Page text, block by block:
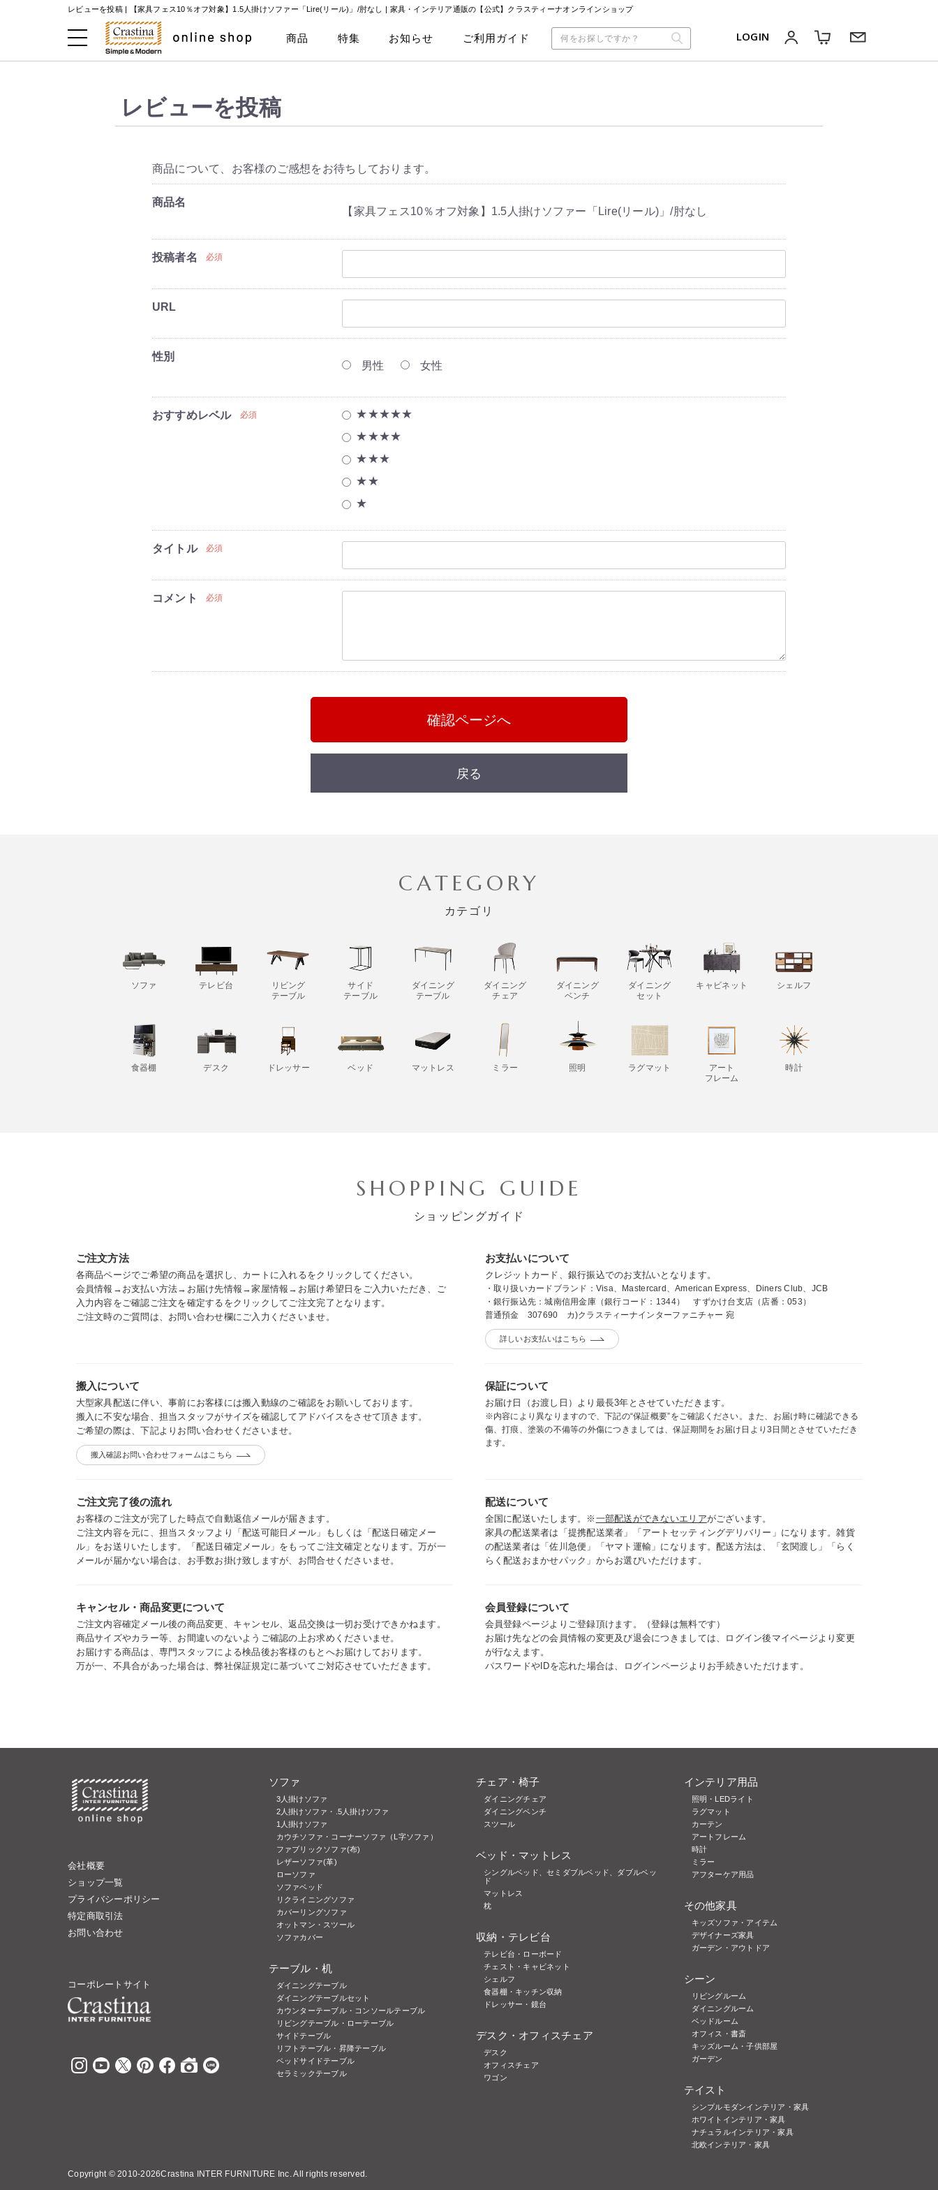
レビューを投稿 | 【家具フェス10％オフ対象】1.5人掛けソファー「Lire(リール)」/肘なし | 家具・インテリア通販の【公式】クラスティーナオンラインショップ
商品 特集 お知らせ ご利用ガイド LOGIN
レビューを投稿
商品について、お客様のご感想をお待ちしております。
商品名
【家具フェス10％オフ対象】1.5人掛けソファー「Lire(リール)」/肘なし
投稿者名 必須
URL
性別
男性 女性
おすすめレベル 必須
★★★★★
★★★★
★★★
★★
★
タイトル 必須
コメント 必須
確認ページへ
戻る
CATEGORY
カテゴリ
ソファ テレビ台
リビング
テーブル
サイド
テーブル
ダイニング
テーブル
ダイニング
チェア
ダイニング
ベンチ
ダイニング
セット
キャビネット シェルフ
食器棚 デスク ドレッサー ベッド マットレス ミラー 照明 ラグマット
アート
フレーム
時計
SHOPPING GUIDE
ショッピングガイド
ご注文方法
各商品ページでご希望の商品を選択し、カートに入れるをクリックしてください。
会員情報→お支払い方法→お届け先情報→家屋情報→お届け希望日をご入力いただき、ご
入力内容をご確認ご注文を確定するをクリックしてご注文完了となります。
ご注文時のご質問は、お問い合わせ欄にご入力くださいませ。
お支払いについて
クレジットカード、銀行振込でのお支払いとなります。
・取り扱いカードブランド：Visa、Mastercard、American Express、Diners Club、JCB
・銀行振込先：城南信用金庫（銀行コード：1344） すずかけ台支店（店番：053）
普通預金 307690 カ)クラスティーナインターファニチャー 宛
詳しいお支払いはこちら
搬入について
大型家具配送に伴い、事前にお客様には搬入動線のご確認をお願いしております。
搬入に不安な場合、担当スタッフがサイズを確認してアドバイスをさせて頂きます。
ご希望の際は、下記よりお問い合わせくださいませ。
搬入確認お問い合わせフォームはこちら
保証について
お届け日（お渡し日）より最長3年とさせていただきます。
※内容により異なりますので、下記の“保証概要”をご確認ください。また、お届け時に確認できる
傷、打痕、塗装の不備等の外傷につきましては、保証期間をお届け日より3日間とさせていただき
ます。
ご注文完了後の流れ
お客様のご注文が完了した時点で自動返信メールが届きます。
ご注文内容を元に、担当スタッフより「配送可能日メール」もしくは「配送日確定メー
ル」をお送りいたします。「配送日確定メール」をもってご注文確定となります。万が一
メールが届かない場合は、お手数お掛け致しますが、お問合せくださいませ。
配送について
全国に配送いたします。※ 一部配送ができないエリアがございます。
家具の配送業者は「提携配送業者」「アートセッティングデリバリー」になります。雑貨
の配送業者は「佐川急便」「ヤマト運輸」になります。配送方法は、「玄関渡し」「らく
らく配送おまかせパック」からお選びいただけます。
キャンセル・商品変更について
ご注文内容確定メール後の商品変更、キャンセル、返品交換は一切お受けできかねます。
商品サイズやカラー等、お間違いのないようご確認の上お求めくださいませ。
お届けする商品は、専門スタッフによる検品後お客様のもとへお届けしております。
万が一、不具合があった場合は、弊社保証規定に基づいてご対応させていただきます。
会員登録について
会員登録ページよりご登録頂けます。（登録は無料です）
お届け先などの会員情報の変更及び退会につきましては、ログイン後マイページより変更
が行なえます。
パスワードやIDを忘れた場合は、ログインページよりお手続きいただけます。
会社概要
ショップ一覧
プライバシーポリシー
特定商取引法
お問い合わせ
コーポレートサイト
ソファ
3人掛けソファ
2人掛けソファ・.5人掛けソファ
1人掛けソファ
カウチソファ・コーナーソファ（L字ソファ）
ファブリックソファ(布)
レザーソファ(革)
ローソファ
ソファベッド
リクライニングソファ
カバーリングソファ
オットマン・スツール
ソファカバー
テーブル・机
ダイニングテーブル
ダイニングテーブルセット
カウンターテーブル・コンソールテーブル
リビングテーブル・ローテーブル
サイドテーブル
リフトテーブル・昇降テーブル
ベッドサイドテーブル
セラミックテーブル
チェア・椅子
ダイニングチェア
ダイニングベンチ
スツール
ベッド・マットレス
シングルベッド、セミダブルベッド、ダブルベッ
ド
マットレス
枕
収納・テレビ台
テレビ台・ローボード
チェスト・キャビネット
シェルフ
食器棚・キッチン収納
ドレッサー・鏡台
デスク・オフィスチェア
デスク
オフィスチェア
ワゴン
インテリア用品
照明・LEDライト
ラグマット
カーテン
アートフレーム
時計
ミラー
アフターケア用品
その他家具
キッズソファ・アイテム
デザイナーズ家具
ガーデン・アウトドア
シーン
リビングルーム
ダイニングルーム
ベッドルーム
オフィス・書斎
キッズルーム・子供部屋
ガーデン
テイスト
シンプルモダンインテリア・家具
ホワイトインテリア・家具
ナチュラルインテリア・家具
北欧インテリア・家具
Copyright ©2010-2026Crastina INTER FURNITURE Inc. All rights reserved.